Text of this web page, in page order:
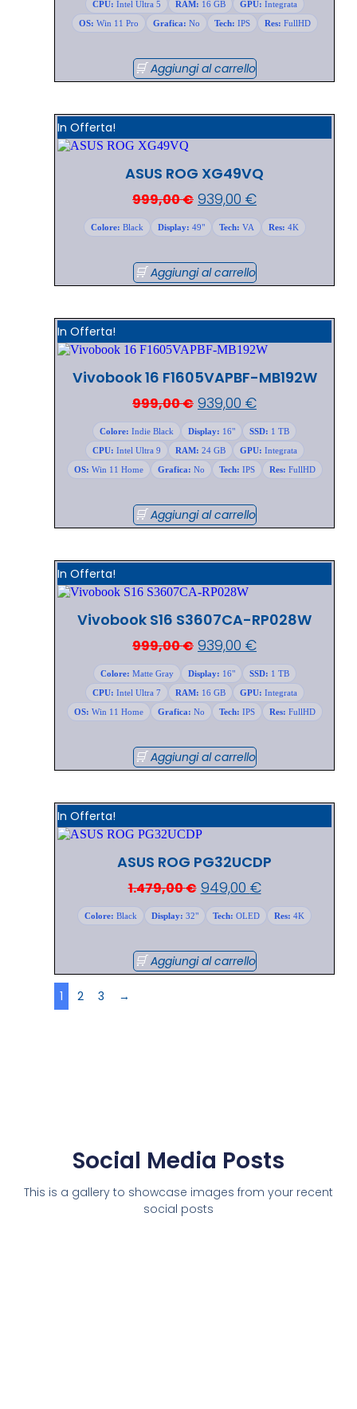
CPU: Intel Ultra 5 RAM: 16 GB GPU: Integrata
OS: Win 11 Pro Grafica: No Tech: IPS Res: FullHD
Aggiungi al carrello
In Offerta!
ASUS ROG XG49VQ
999,00€ 939,00 €
Colore: Black Display: 49" Tech: VA Res: 4K
Aggiungi al carrello
In Offerta!
Vivobook 16 F1605VAPBF-MB192W
999,00€ 939,00 €
Colore: Indie Black Display: 16" SSD: 1 TB
CPU: Intel Ultra 9 RAM: 24 GB GPU: Integrata
OS: Win 11 Home Grafica: No Tech: IPS Res: FullHD
Aggiungi al carrello
In Offerta!
Vivobook S16 S3607CA-RP028W
999,00€ 939,00 €
Colore: Matte Gray Display: 16" SSD: 1 TB
CPU: Intel Ultra 7 RAM: 16 GB GPU: Integrata
OS: Win 11 Home Grafica: No Tech: IPS Res: FullHD
Aggiungi al carrello
In Offerta!
ASUS ROG PG32UCDP
1.479,00€ 949,00 €
Colore: Black Display: 32" Tech: OLED Res: 4K
Aggiungi al carrello
1 2 3 →
Social Media Posts
This is a gallery to showcase images from your recent
social posts